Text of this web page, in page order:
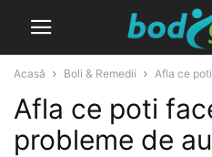
Acasă Boli & Remedii Afla ce
Afla ce poti
probleme de